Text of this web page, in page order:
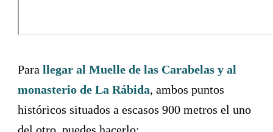
Para llegar al Muelle de las Carabelas y al
monasterio de La Rábida, ambos puntos
históricos situados a escasos 900 metros el uno